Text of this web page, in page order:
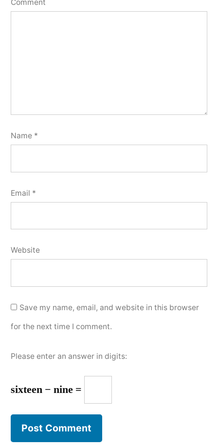
Comment
Name *
Email *
Website
Save my name, email, and website in this browser
for the next time I comment.
Please enter an answer in digits:
sixteen − nine =